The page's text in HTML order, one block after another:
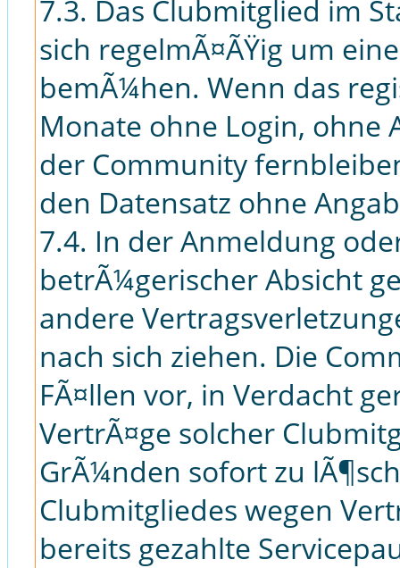
7.3. Das Clubmitglied im
sich regelmÃ¤ÃŸig um
bemÃ¼hen. Wenn das
Monate ohne Login, ohne
der Community
den Datensatz ohne
7.4. In der Anmeldung
betrÃ¼gerischer Absicht
andere
nach sich ziehen. Die
FÃ¤llen vor, in Verdacht
VertrÃ¤ge solcher
GrÃ¼nden sofort zu
Clubmitgliedes wegen
bereits gezahlte